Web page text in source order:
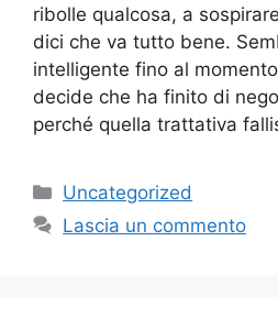
ribolle qualcosa, a
dici che va tutto bene.
intelligente fino al
decide che ha finito di
perché quella trattativa
Categorie
Uncategorized
Lascia un commento